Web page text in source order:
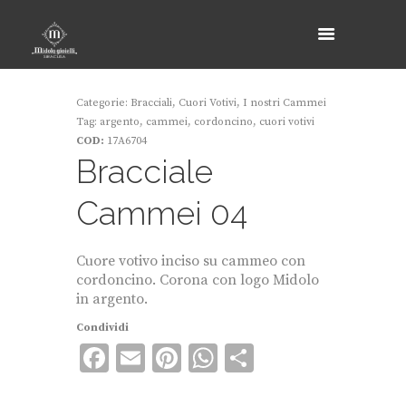
Categorie: Bracciali, Cuori Votivi, I nostri Cammei
Tag: argento, cammei, cordoncino, cuori votivi
COD: 17A6704
Bracciale
Cammei 04
Cuore votivo inciso su cammeo con
cordoncino. Corona con logo Midolo
in argento.
Condividi
F
E
Pi W